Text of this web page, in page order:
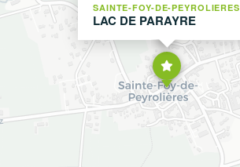
SAINTE-FOY-DE-PEYROLIERES
LAC DE PARAYRE